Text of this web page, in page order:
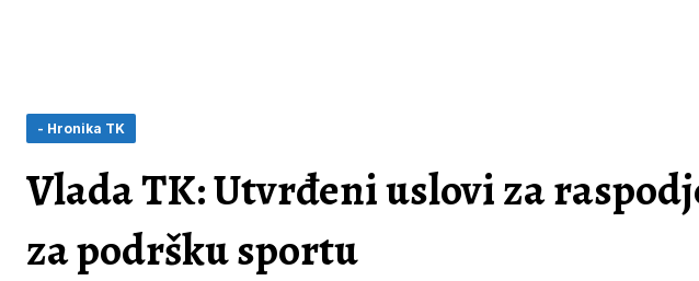
- Hronika TK
Vlada TK: Utvrđeni uslovi za
za podršku sportu